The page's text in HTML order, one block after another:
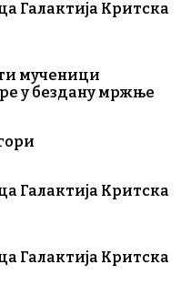
Галактија Критска
мученици
у бездану мржње
Галактија Критска
Галактија Критска